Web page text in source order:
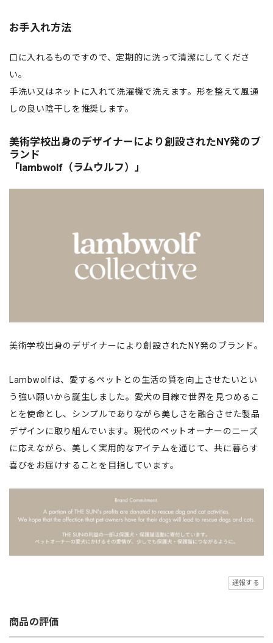
お手入れ方法
口に入れるものですので、定期的に洗って清潔にしてくださ
い。
手洗い又はネットに入れて洗濯機で洗えます。形を整えて風通
しの良い陰干しを推奨します。
美術学校出身のデザイナーにより創設されたNY発のブ
ランド
「lambwolf（ラムウルフ）」
美術学校出身のデザイナーにより創設されたNY発のブランド。
Lambwolfは、愛するペットとの生活の質を向上させたいとい
う強い願いから誕生しました。愛犬の目線で世界を見つめるこ
とを使命とし、シンプルでありながら美しさを融合させた製品
デザインに取り組んでいます。現代のペットオーナーのニーズ
に応えながら、美しく実用的なアイテムを通じて、共に暮らす
喜びをお届けすることを目指しています。
通報する
商品の評価